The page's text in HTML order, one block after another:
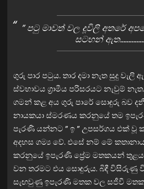
” පටු මාවත් වල දූවිලි අතරේ
සටහන් ඇත……………
ගුරු පාර පටුය. තාර දමා නැත සුදු වැලි
ස්වභාවය ග්‍රාමීය පරිසරයට නැවුම්
ගමන් කළ අය ගුරු පාරේ සොඳුරු බව
නායකයා ස්මරණය කරනුයේ තම
පැරණි යන්නට ” ඉ ” උපසර්ගය එක් වූ
අදහස ගම්‍ය වේ. එසේ නම් මේ
කරනුයේ ඉපැරණි ප්‍රේම මතකයන්
වන තරමට එය සොඳුරුය. බිඳී විසිරුණු
සැඟවුණු ඉපැරණි මතක වල සජීවී